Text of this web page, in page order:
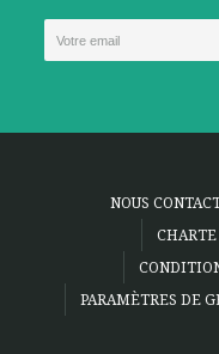
NOUS
PARAMÈTRES DE